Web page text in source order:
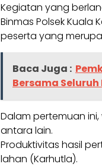
Kegiatan yang
Binmas Polsek Kuala
peserta yang
Baca Juga :
Bersama
Dalam pertemuan
antara lain.
Produktivitas hasil
lahan (Karhutla).